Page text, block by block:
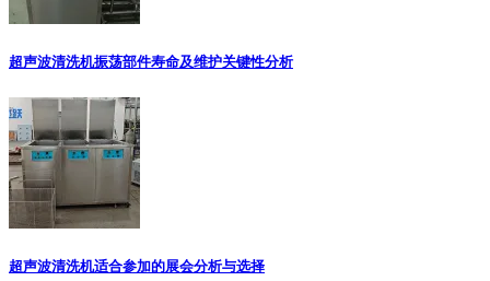
超声波清洗机振荡部件寿命及维护关键性分析
超声波清洗机适合参加的展会分析与选择